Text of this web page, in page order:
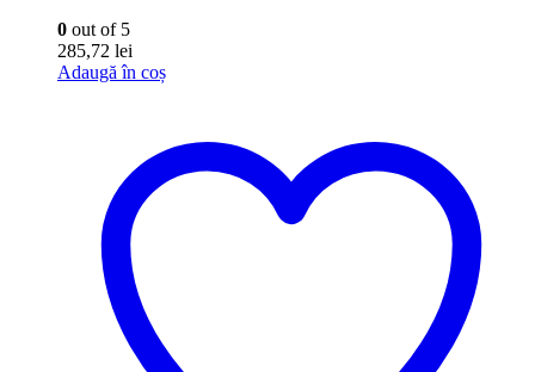
0 out of 5
285,72 lei
Adaugă în coș